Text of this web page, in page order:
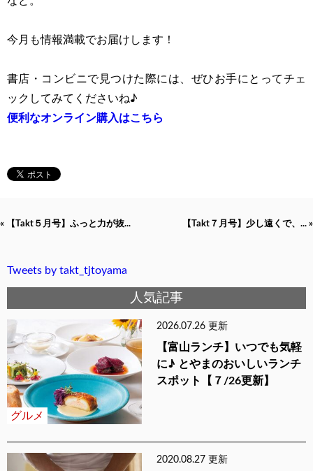
今月も情報満載でお届けします！
書店・コンビニで見つけた際には、ぜひお手にとってチェ
ックしてみてくださいね♪
便利なオンライン購入はこちら
« 【Takt５月号】ふっと力が抜... 【Takt７月号】少し遠くで、... »
Tweets by takt_tjtoyama
人気記事
グルメ
2026.07.26 更新
【富山ランチ】いつでも気軽
に♪ とやまのおいしいランチ
スポット【７/26更新】
2020.08.27 更新